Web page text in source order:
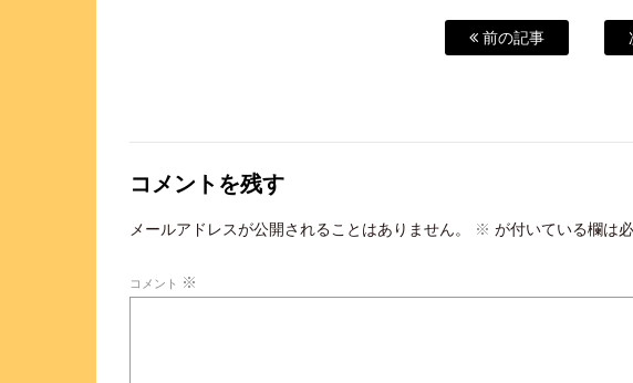
前の記事
コメントを残す
メールアドレスが公開されることはありません。 ※ が付いている欄は
コメント ※